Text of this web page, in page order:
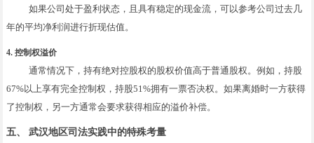
如果公司处于盈利状态，且具有稳定的现金流，可以参考公司过去几
年的平均净利润进行折现估值。
4. 控制权溢价
通常情况下，持有绝对控股权的股权价值高于普通股权。例如，持股
67%以上享有完全控制权，持股51%拥有一票否决权。如果离婚时一方获得
了控制权，另一方通常会要求获得相应的溢价补偿。
五、 武汉地区司法实践中的特殊考量